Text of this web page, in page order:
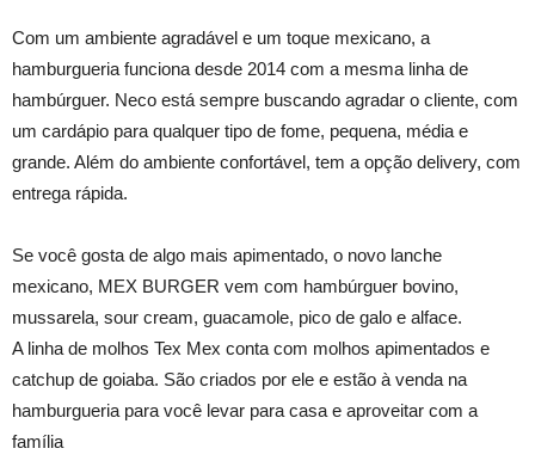
Com um ambiente agradável e um toque mexicano, a
hamburgueria funciona desde 2014 com a mesma linha de
hambúrguer. Neco está sempre buscando agradar o cliente, com
um cardápio para qualquer tipo de fome, pequena, média e
grande. Além do ambiente confortável, tem a opção delivery, com
entrega rápida.
Se você gosta de algo mais apimentado, o novo lanche
mexicano, MEX BURGER vem com hambúrguer bovino,
mussarela, sour cream, guacamole, pico de galo e alface.
A linha de molhos Tex Mex conta com molhos apimentados e
catchup de goiaba. São criados por ele e estão à venda na
hamburgueria para você levar para casa e aproveitar com a
família